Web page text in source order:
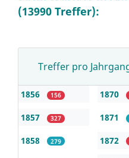
(13990 Treffer):
Treffer pro
1856 156
1857 327
1858 279
1870
1871
1872